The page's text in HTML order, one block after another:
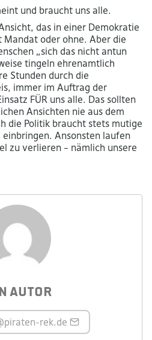
und braucht uns alle.
das in einer Demokratie
Mandat oder ohne. Aber die
„sich das nicht antun
tingeln ehrenamtlich
Stunden durch die
immer im Auftrag der
FÜR uns alle. Das sollten
Ansichten nie aus dem
die Politik braucht stets mutige
Ansonsten laufen
zu verlieren – nämlich unsere
Autor
rek.de